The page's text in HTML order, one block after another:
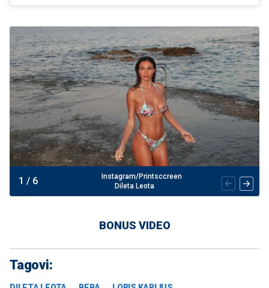
Instagram/Printsccreen
Dileta Leota
1 / 6
BONUS VIDEO
Tagovi: